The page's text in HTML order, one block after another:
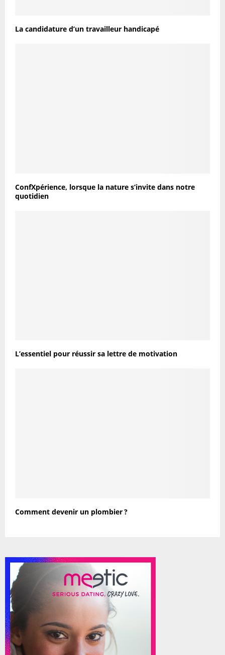
La candidature d’un travailleur handicapé
ConfXpérience, lorsque la nature s’invite dans notre
quotidien
L’essentiel pour réussir sa lettre de motivation
Comment devenir un plombier ?